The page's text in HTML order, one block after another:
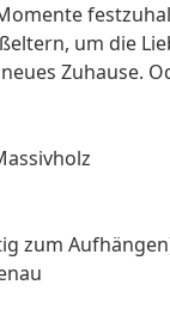
um die
Zuhause.
zum